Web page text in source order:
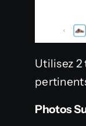
Utilisez
Photos